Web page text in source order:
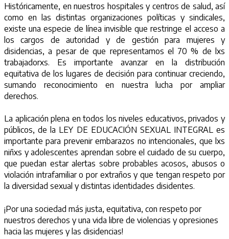
Históricamente, en nuestros hospitales y centros de salud, así
como en las distintas organizaciones políticas y sindicales,
existe una especie de línea invisible que restringe el acceso a
los cargos de autoridad y de gestión para mujeres y
disidencias, a pesar de que representamos el 70 % de lxs
trabajadorxs. Es importante avanzar en la distribución
equitativa de los lugares de decisión para continuar creciendo,
sumando reconocimiento en nuestra lucha por ampliar
derechos.
La aplicación plena en todos los niveles educativos, privados y
públicos, de la LEY DE EDUCACIÓN SEXUAL INTEGRAL es
importante para prevenir embarazos no intencionales, que lxs
niñxs y adolescentes aprendan sobre el cuidado de su cuerpo,
que puedan estar alertas sobre probables acosos, abusos o
violación intrafamiliar o por extraños y que tengan respeto por
la diversidad sexual y distintas identidades disidentes.
¡Por una sociedad más justa, equitativa, con respeto por
nuestros derechos y una vida libre de violencias y opresiones
hacia las mujeres y las disidencias!